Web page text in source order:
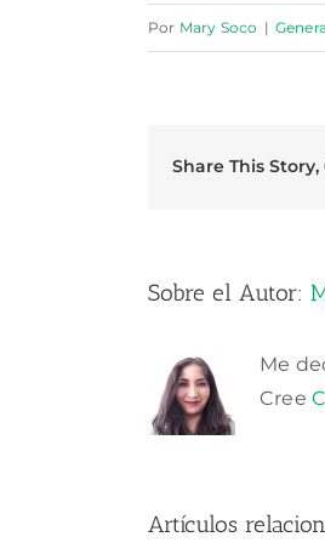
Por Mary Soco |
Share This
Sobre el Autor:
Me
Cree
Artículos